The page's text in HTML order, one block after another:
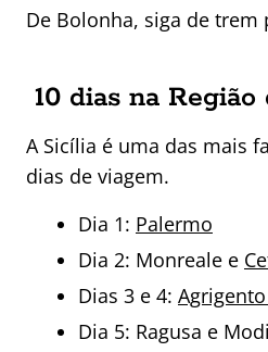
De Bolonha, siga de trem
10 dias na
A Sicília é uma das mais
dias de viagem.
Dia 1: Palermo
Dia 2: Monreale e
Dias 3 e 4:
Dia 5: Ragusa e